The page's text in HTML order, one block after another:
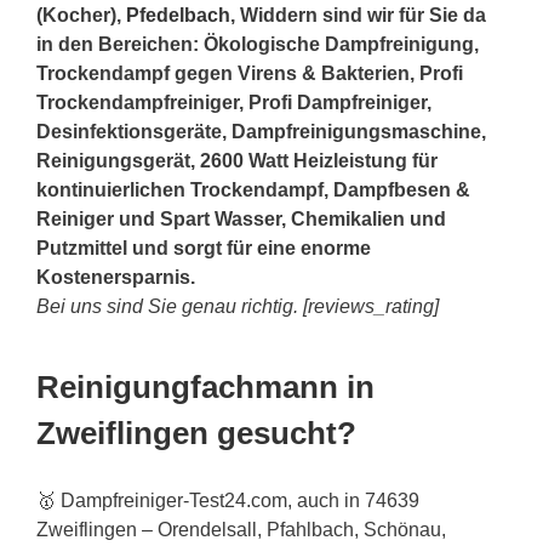
(Kocher), Pfedelbach, Widdern sind wir für Sie da
in den Bereichen: Ökologische Dampfreinigung,
Trockendampf gegen Virens & Bakterien, Profi
Trockendampfreiniger, Profi Dampfreiniger,
Desinfektionsgeräte, Dampfreinigungsmaschine,
Reinigungsgerät, 2600 Watt Heizleistung für
kontinuierlichen Trockendampf, Dampfbesen &
Reiniger und Spart Wasser, Chemikalien und
Putzmittel und sorgt für eine enorme
Kostenersparnis.
Bei uns sind Sie genau richtig. [reviews_rating]
Reinigungfachmann in
Zweiflingen gesucht?
🥇 Dampfreiniger-Test24.com, auch in 74639
Zweiflingen – Orendelsall, Pfahlbach, Schönau,